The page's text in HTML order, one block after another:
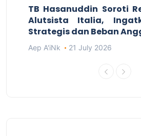
TB Hasanuddin Soroti
Alutsista Italia,
Strategis dan Beban
Aep A'iNk 21 July 2026